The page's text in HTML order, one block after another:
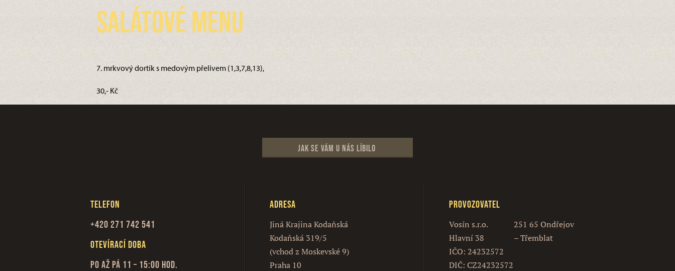
Salátové menu
7. mrkvový dortík s medovým přelivem (1,3,7,8,13),
30,- Kč
Jak se vám u nás líbilo
Telefon
+420 271 742 541
Otevírací doba
Po až Pá 11 – 15:00 hod.
Adresa
Jiná Krajina Kodaňská
Kodaňská 319/5
(vchod z Moskevské 9)
Praha 10
Provozovatel
Vosín s.r.o.
Hlavní 38
251 65 Ondřejov
– Třemblat
IČO: 24232572
DIČ: CZ24232572